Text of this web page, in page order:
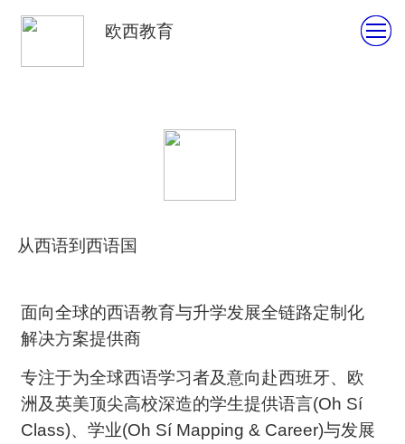
欧西教育
专注于为全球西语学习者及意向赴西班牙、欧
洲及英美顶尖高校深造的学生提供语言(Oh Sí
Class)、学业(Oh Sí Mapping & Career)与发展
面向全球的西语教育与升学发展全链路定制化
解决方案提供商
从西语到西语国